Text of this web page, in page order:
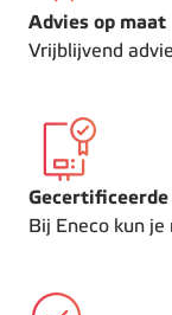
Advies op maat
Vrijblijvend
Bij Eneco kun